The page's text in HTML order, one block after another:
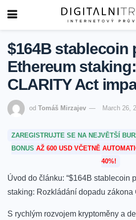
$164B stablecoin
Ethereum
CLARITY Act
od Tomáš Mirzajev March 26,
ZAREGISTRUJTE SE NA NEJVĚTŠÍ
BONUS AŽ 600 USD VČETNĚ
40%!
Úvod do článku:⁢ “$164B stablecoin
staking: Rozkládání dopadu‌ zákona
S rychlým rozvojem kryptoměny a